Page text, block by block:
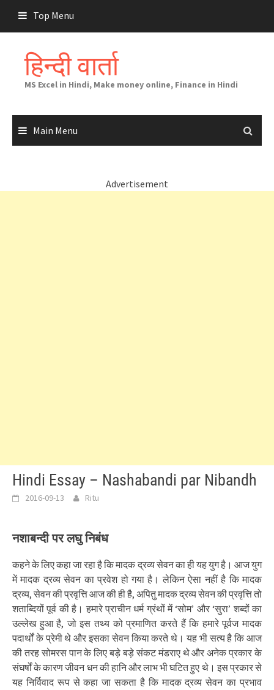
content
Top Menu
हिन्दी वार्ता
MS Excel in Hindi, Make money online, Finance in Hindi
Main Menu
Advertisement
Hindi Essay – Nashabandi par Nibandh
2016-09-13 Ritu
नशाबन्दी पर लघु निबंध
कहने के लिए कहा जा रहा है कि मादक द्रव्य सेवन का ही यह युग है। आज युग
में मादक द्रव्य सेवन का प्रवेश हो गया है। लेकिन ऐसा नहीं है कि मादक
द्रव्य, सेवन की प्रवृत्ति आज की ही है, अपितु मादक द्रव्य सेवन की प्रवृत्ति तो
शताब्दियों पूर्व की है। हमारे प्राचीन धर्म ग्रंथों में ‘सोम’ और ‘सुरा’ शब्दों का
उल्लेख हुआ है, जो इस तथ्य को प्रमाणित करते हैं कि हमारे पूर्वज मादक
पदार्थों के प्रेमी थे और इसका सेवन किया करते थे। यह भी सत्य है कि आज
की तरह सोमरस पान के लिए बड़े बड़े संकट मंडराए थे और अनेक प्रकार के
संघर्षों के कारण जीवन धन की हानि और लाभ भी घटित हुए थे। इस प्रकार से
यह निर्विवाद रूप से कहा जा सकता है कि मादक द्रव्य सेवन का प्रभाव